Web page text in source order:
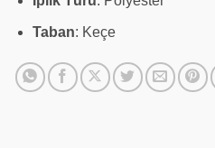
Taban: Keçe